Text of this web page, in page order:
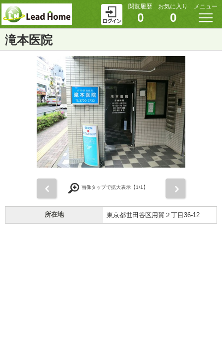
閲覧履歴
0
お気に入り
0
メニュー
滝本医院
画像タップで拡大表示【1/1】
所在地 東京都世田谷区用賀２丁目36-12